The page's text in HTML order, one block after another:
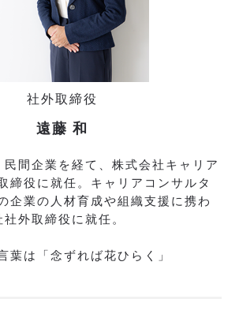
社外取締役
遠藤 和
間企業を経て、株式会社キャリア
締役に就任。キャリアコンサルタ
企業の人材育成や組織支援に携わ
外取締役に就任。
葉は「念ずれば花ひらく」